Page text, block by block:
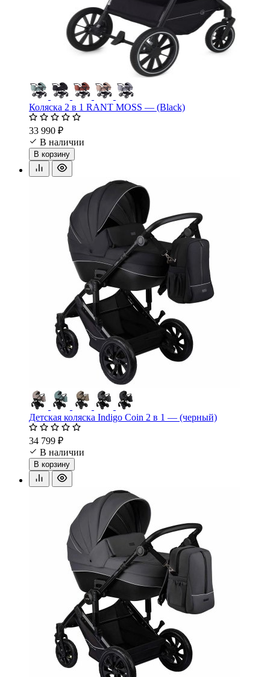
Коляска 2 в 1 RANT MOSS — (Black)
33 990 ₽
В наличии
В корзину
Детская коляска Indigo Coin 2 в 1 — (черный)
34 799 ₽
В наличии
В корзину